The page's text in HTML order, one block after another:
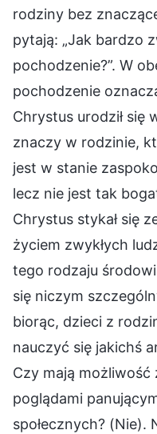
rodziny bez
pytają: „Jak bardzo
pochodzenie?”. W
pochodzenie
Chrystus urodził się
znaczy w rodzinie,
jest w stanie
lecz nie jest tak
Chrystus stykał się
życiem zwykłych
tego rodzaju
się niczym
biorąc, dzieci z
nauczyć się jakichś
Czy mają
poglądami
społecznych? (Nie).